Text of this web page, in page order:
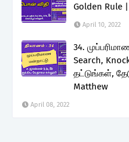
Golden Rule
April 10, 2022
34.
Search,
தட்டுங்கள்,
Matthew
April 08, 2022